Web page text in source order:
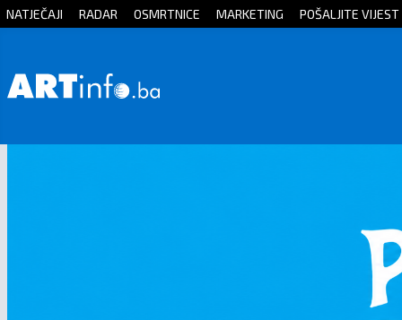
Početna
NATJEČAJI RADAR OSMRTNICE MARKETING POŠALJITE VIJEST